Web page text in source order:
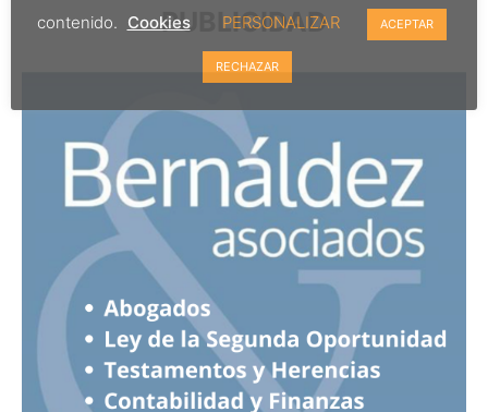
PUBLICIDAD
contenido. Cookies PERSONALIZAR ACEPTAR
RECHAZAR